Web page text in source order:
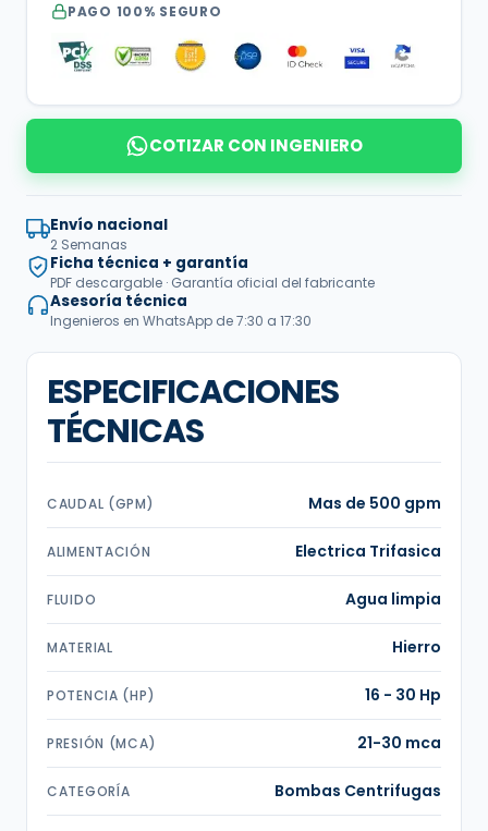
PAGO 100% SEGURO
COTIZAR CON INGENIERO
Envío nacional
2 Semanas
Ficha técnica + garantía
PDF descargable · Garantía oficial del fabricante
Asesoría técnica
Ingenieros en WhatsApp de 7:30 a 17:30
ESPECIFICACIONES
TÉCNICAS
CAUDAL (GPM) Mas de 500 gpm
ALIMENTACIÓN Electrica Trifasica
FLUIDO Agua limpia
MATERIAL Hierro
POTENCIA (HP) 16 - 30 Hp
PRESIÓN (MCA) 21-30 mca
CATEGORÍA Bombas Centrifugas